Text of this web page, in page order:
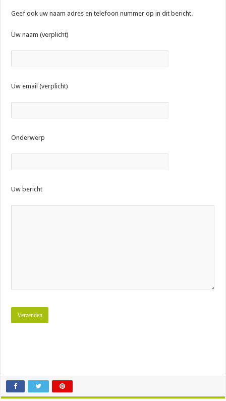
Geef ook uw naam adres en telefoon nummer op in dit bericht.
Uw naam (verplicht)
Uw email (verplicht)
Onderwerp
Uw bericht